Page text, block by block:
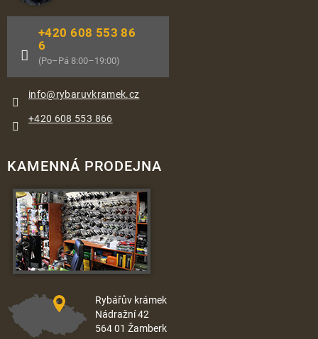
info@rybaruvkramek.cz
+420 608 553 86
6
(Po–Pá 8:00–19:00)
+420 608 553 866
KAMENNÁ PRODEJNA
Rybářův krámek
Nádražní 42
564 01 Žamberk